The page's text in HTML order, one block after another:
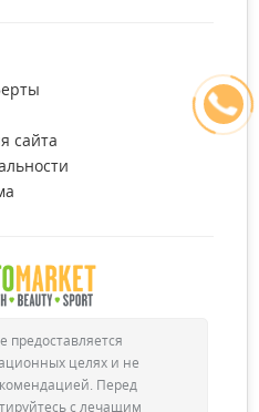
сайта
целях и не
Перед
с лечащим